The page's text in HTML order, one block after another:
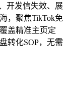
开发信失效、展
，聚焦TikTok免
盖精准主页定
转化SOP，无需